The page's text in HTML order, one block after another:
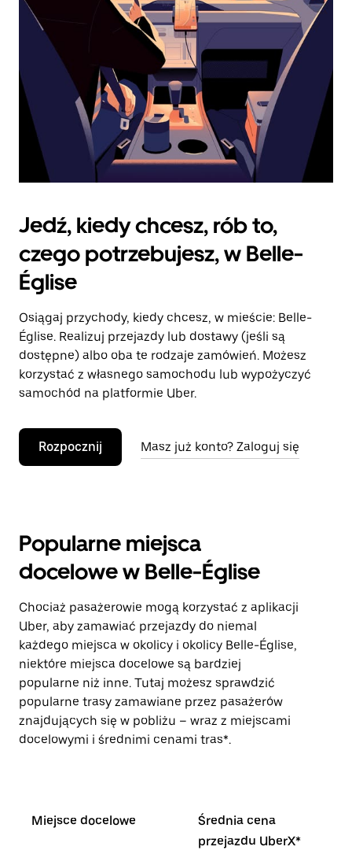
kalendarz.
Jedź, kiedy chcesz, rób to,
czego potrzebujesz, w Belle-
Église
Osiągaj przychody, kiedy chcesz, w mieście: Belle-
Église. Realizuj przejazdy lub dostawy (jeśli są
dostępne) albo oba te rodzaje zamówień. Możesz
korzystać z własnego samochodu lub wypożyczyć
samochód na platformie Uber.
Rozpocznij Masz już konto? Zaloguj się
Popularne miejsca
docelowe w Belle-Église
Chociaż pasażerowie mogą korzystać z aplikacji
Uber, aby zamawiać przejazdy do niemal
każdego miejsca w okolicy i okolicy Belle-Église,
niektóre miejsca docelowe są bardziej
popularne niż inne. Tutaj możesz sprawdzić
popularne trasy zamawiane przez pasażerów
znajdujących się w pobliżu – wraz z miejscami
docelowymi i średnimi cenami tras*.
Miejsce docelowe
Średnia cena
przejazdu UberX*